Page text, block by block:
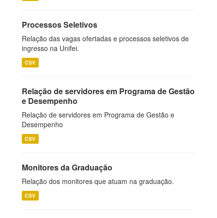
Processos Seletivos
Relação das vagas ofertadas e processos seletivos de
ingresso na Unifei.
CSV
Relação de servidores em Programa de Gestão
e Desempenho
Relação de servidores em Programa de Gestão e
Desempenho
CSV
Monitores da Graduação
Relação dos monitores que atuam na graduação.
CSV